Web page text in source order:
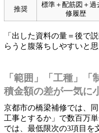
推奨
標準＋配筋図＋過
修履歴
「出した資料の量＝後で
らうと腹落ちしやすいと思
「範囲」「工種」
積金額の差が一気に
京都市の橋梁補修では、
工事とするか」で数百万
では、最低限次の3項目を